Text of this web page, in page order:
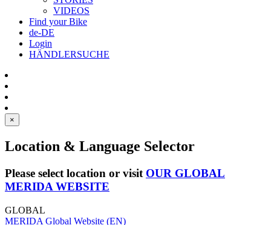
VIDEOS
Find your Bike
de-DE
Login
HÄNDLERSUCHE
×
Location & Language Selector
Please select location or visit OUR GLOBAL
MERIDA WEBSITE
GLOBAL
MERIDA Global Website (EN)